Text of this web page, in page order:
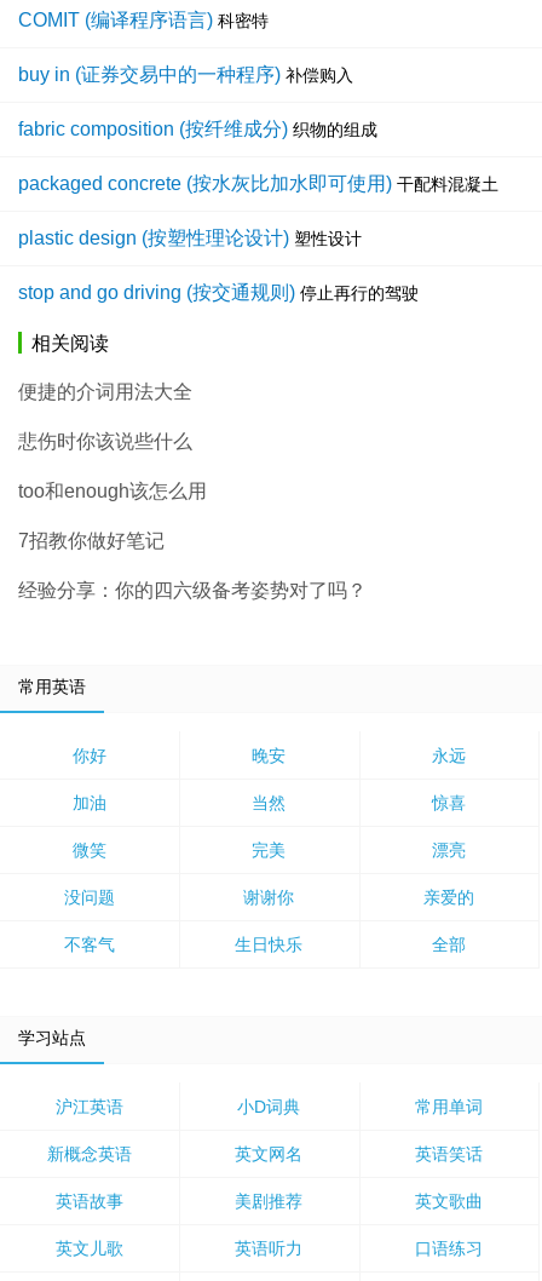
COMIT (编译程序语言) 科密特
buy in (证券交易中的一种程序) 补偿购入
fabric composition (按纤维成分) 织物的组成
packaged concrete (按水灰比加水即可使用) 干配料混凝土
plastic design (按塑性理论设计) 塑性设计
stop and go driving (按交通规则) 停止再行的驾驶
相关阅读
便捷的介词用法大全
悲伤时你该说些什么
too和enough该怎么用
7招教你做好笔记
经验分享：你的四六级备考姿势对了吗？
常用英语
你好 晚安 永远
加油 当然 惊喜
微笑 完美 漂亮
没问题 谢谢你 亲爱的
不客气 生日快乐 全部
学习站点
沪江英语 小D词典 常用单词
新概念英语 英文网名 英语笑话
英语故事 美剧推荐 英文歌曲
英文儿歌 英语听力 口语练习